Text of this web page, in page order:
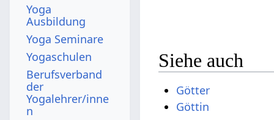
Siehe auch
Götter
Göttin
Yoga
Ausbildung
Yoga Seminare
Yogaschulen
Berufsverband
der
Yogalehrer/inne
n